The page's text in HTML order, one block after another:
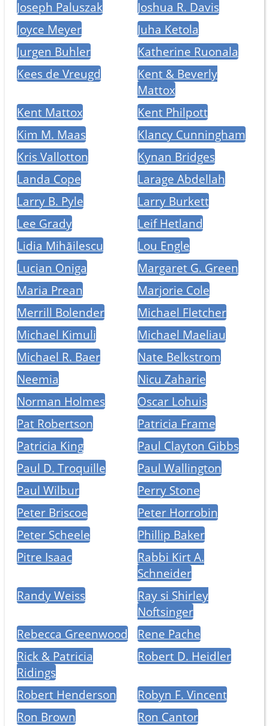
Joseph Paluszak
Joshua R. Davis
Joyce Meyer
Juha Ketola
Jurgen Buhler
Katherine Ruonala
Kees de Vreugd
Kent & Beverly
Mattox
Kent Mattox
Kent Philpott
Kim M. Maas
Klancy Cunningham
Kris Vallotton
Kynan Bridges
Landa Cope
Larage Abdellah
Larry B. Pyle
Larry Burkett
Lee Grady
Leif Hetland
Lidia Mihăilescu
Lou Engle
Lucian Oniga
Margaret G. Green
Maria Prean
Marjorie Cole
Merrill Bolender
Michael Fletcher
Michael Kimuli
Michael Maeliau
Michael R. Baer
Nate Belkstrom
Neemia
Nicu Zaharie
Norman Holmes
Oscar Lohuis
Pat Robertson
Patricia Frame
Patricia King
Paul Clayton Gibbs
Paul D. Troquille
Paul Wallington
Paul Wilbur
Perry Stone
Peter Briscoe
Peter Horrobin
Peter Scheele
Phillip Baker
Pitre Isaac
Rabbi Kirt A.
Schneider
Randy Weiss
Ray si Shirley
Noftsinger
Rebecca Greenwood
Rene Pache
Rick & Patricia
Ridings
Robert D. Heidler
Robert Henderson
Robyn F. Vincent
Ron Brown
Ron Cantor